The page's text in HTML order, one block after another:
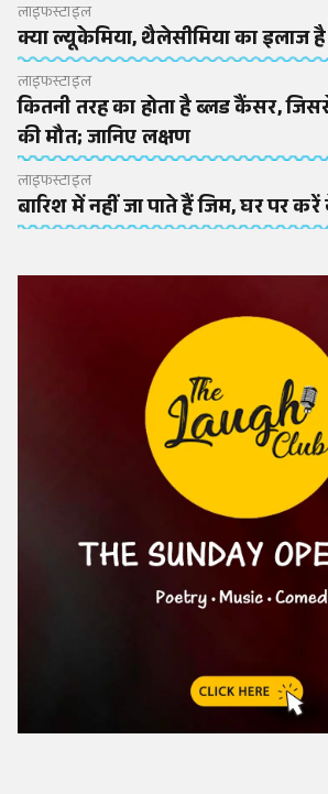
लाइफस्टाइल
क्या ल्यूकेमिया, थैलेसीमिया का इलाज
लाइफस्टाइल
कितनी तरह का होता है ब्लड कैंसर,
की मौत; जानिए लक्षण
लाइफस्टाइल
बारिश में नहीं जा पाते हैं जिम, घर पर